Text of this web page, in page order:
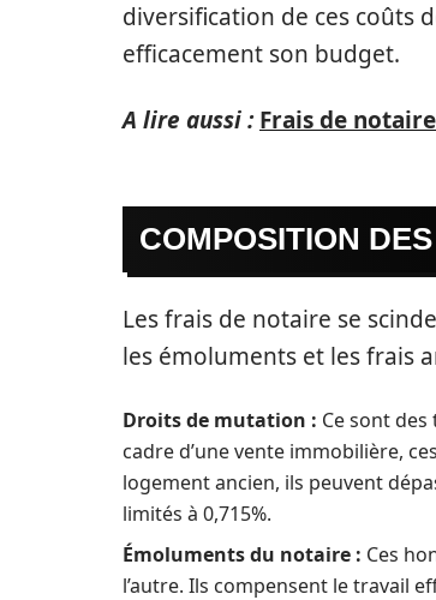
diversification de ces coûts
efficacement son budget.
A lire aussi : Frais de
COMPOSITION
Les frais de notaire se
les émoluments et les frais
Droits de mutation : Ce sont des
cadre d’une vente immobilière,
logement ancien, ils peuvent
limités à 0,715%.
Émoluments du notaire : Ces
l’autre. Ils compensent le travail